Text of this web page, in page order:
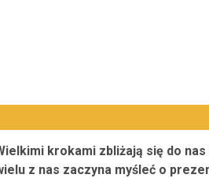
krokami zbliżają się do
z nas zaczyna myśleć o